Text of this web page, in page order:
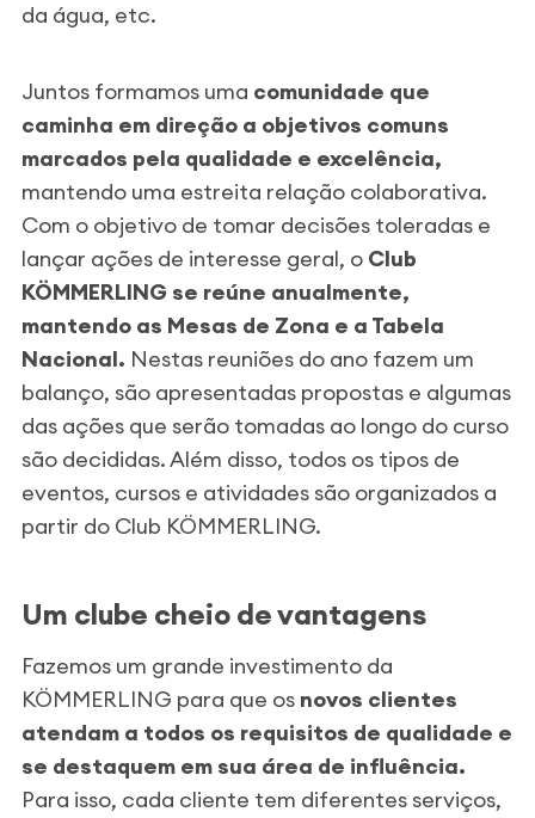
da água, etc.
Juntos formamos uma comunidade que
caminha em direção a objetivos comuns
marcados pela qualidade e excelência,
mantendo uma estreita relação colaborativa.
Com o objetivo de tomar decisões toleradas e
lançar ações de interesse geral, o Club
KÖMMERLING se reúne anualmente,
mantendo as Mesas de Zona e a Tabela
Nacional. Nestas reuniões do ano fazem um
balanço, são apresentadas propostas e algumas
das ações que serão tomadas ao longo do curso
são decididas. Além disso, todos os tipos de
eventos, cursos e atividades são organizados a
partir do Club KÖMMERLING.
Um clube cheio de vantagens
Fazemos um grande investimento da
KÖMMERLING para que os novos clientes
atendam a todos os requisitos de qualidade e
se destaquem em sua área de influência.
Para isso, cada cliente tem diferentes serviços,